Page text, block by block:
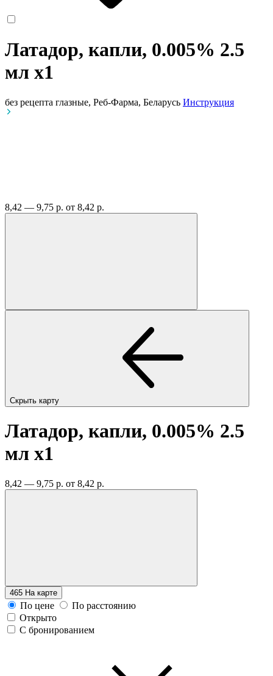
Латадор, капли, 0.005% 2.5
мл x1
без рецепта глазные, Реб-Фарма, Беларусь Инструкция
8,42 — 9,75 р. от 8,42 р.
Скрыть карту
Латадор, капли, 0.005% 2.5
мл x1
8,42 — 9,75 р. от 8,42 р.
465 На карте
По цене
По расстоянию
Открыто
С бронированием